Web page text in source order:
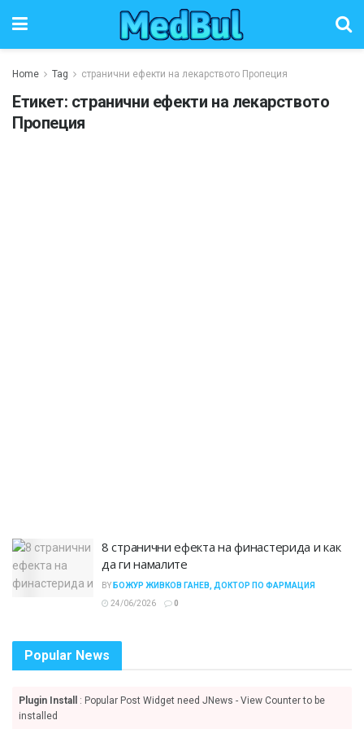
Home Tag странични ефекти на лекарството Пропеция
Етикет: странични ефекти на лекарството
Пропеция
8 странични ефекта на финастерида и как
да ги намалите
BY БОЖУР ЖИВКОВ ГАНЕВ, ДОКТОР ПО ФАРМАЦИЯ
24/06/2026
0
Popular News
Plugin Install
: Popular Post Widget need JNews - View Counter to be
installed